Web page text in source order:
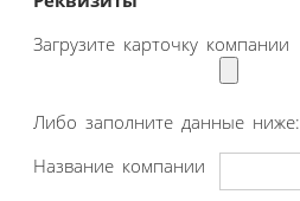
Загрузите карточку компании
Либо заполните данные ниже:
Название компании